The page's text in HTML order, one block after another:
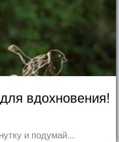
вдохновения!
и подумай...